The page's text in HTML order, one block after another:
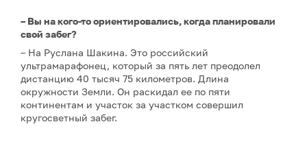
– Вы на кого-то ориентировались, когда планировали
свой забег?
– На Руслана Шакина. Это российский
ультрамарафонец, который за пять лет преодолел
дистанцию 40 тысяч 75 километров. Длина
окружности Земли. Он раскидал ее по пяти
континентам и участок за участком совершил
кругосветный забег.